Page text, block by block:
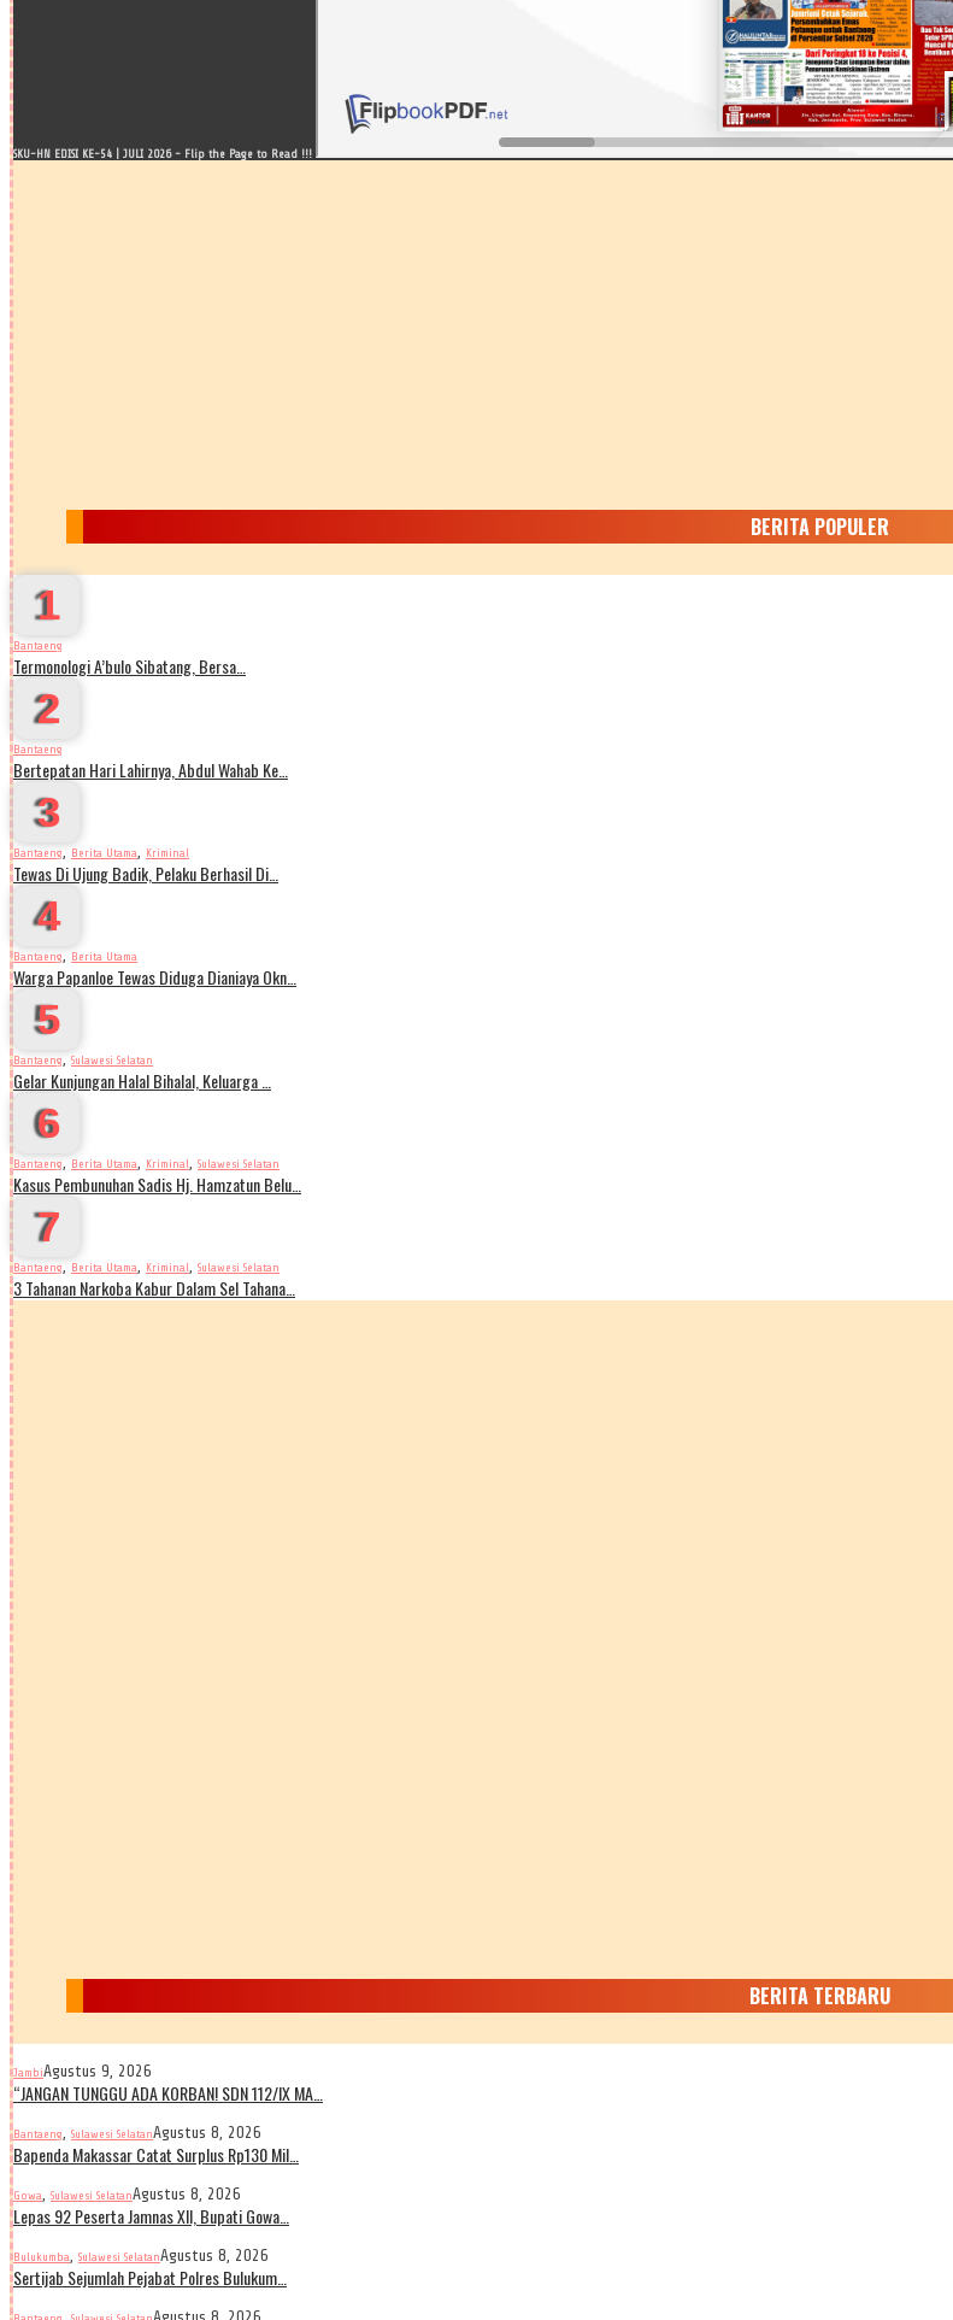
SKU-HN EDISI KE-54 | JULI 2026 - Flip the Page to Read !!!
BERITA POPULER
1
Bantaeng
Termonologi A’bulo Sibatang, Bersa…
2
Bantaeng
Bertepatan Hari Lahirnya, Abdul Wahab Ke…
3
Bantaeng, Berita Utama, Kriminal
Tewas Di Ujung Badik, Pelaku Berhasil Di…
4
Bantaeng, Berita Utama
Warga Papanloe Tewas Diduga Dianiaya Okn…
5
Bantaeng, Sulawesi Selatan
Gelar Kunjungan Halal Bihalal, Keluarga …
6
Bantaeng, Berita Utama, Kriminal, Sulawesi Selatan
Kasus Pembunuhan Sadis Hj. Hamzatun Belu…
7
Bantaeng, Berita Utama, Kriminal, Sulawesi Selatan
3 Tahanan Narkoba Kabur Dalam Sel Tahana…
BERITA TERBARU
JambiAgustus 9, 2026
“JANGAN TUNGGU ADA KORBAN! SDN 112/IX MA…
Bantaeng, Sulawesi SelatanAgustus 8, 2026
Bapenda Makassar Catat Surplus Rp130 Mil…
Gowa, Sulawesi SelatanAgustus 8, 2026
Lepas 92 Peserta Jamnas XII, Bupati Gowa…
Bulukumba, Sulawesi SelatanAgustus 8, 2026
Sertijab Sejumlah Pejabat Polres Bulukum…